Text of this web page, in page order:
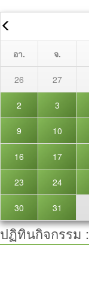
อา. จ.
26 27
2 3
9 10
16 17
23 24
30 31
ปฏิทินกิจกรรม :